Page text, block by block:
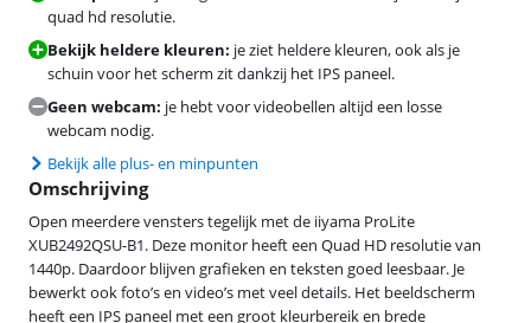
quad hd resolutie.
Bekijk heldere kleuren: je ziet heldere kleuren, ook als je
schuin voor het scherm zit dankzij het IPS paneel.
Geen webcam: je hebt voor videobellen altijd een losse
webcam nodig.
Bekijk alle plus- en minpunten
Omschrijving
Open meerdere vensters tegelijk met de iiyama ProLite
XUB2492QSU-B1. Deze monitor heeft een Quad HD resolutie van
1440p. Daardoor blijven grafieken en teksten goed leesbaar. Je
bewerkt ook foto’s en video’s met veel details. Het beeldscherm
heeft een IPS paneel met een groot kleurbereik en brede